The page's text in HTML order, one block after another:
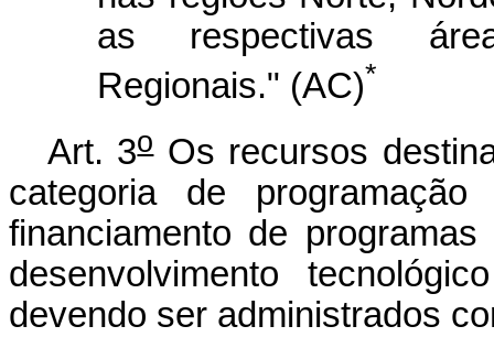
as respectivas
Regionais." (AC)*
Art. 3oOs recursos
categoria de
financiamento de
desenvolvimento
devendo ser administrados